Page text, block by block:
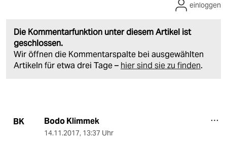
Die Kommentarfunktion unter diesem Artikel ist
geschlossen.
Wir öffnen die Kommentarspalte bei ausgewählten
Artikeln für etwa drei Tage – hier sind sie zu finden.
einloggen
BK Bodo Klimmek
14.11.2017, 13:37 Uhr